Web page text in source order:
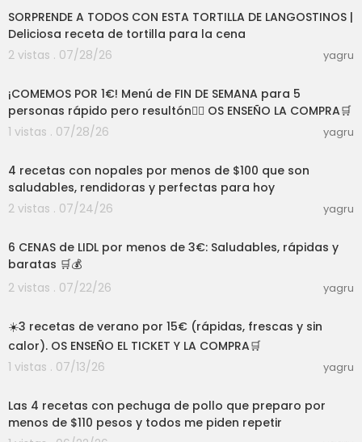
Para ver la receta, dale click al link que dice "RE
CETA". Luego, espera 5 segundos y dale click ar
riba a la derecha, donde dice "SKIP AD" o "SALT
a de mega, dale click en donde dice "descarga
r con el navegador".
Tambien podrás conseguir esta receta en
[a]w
No olvides usar el hashtag #CocinoConChefturi
sta, mencionarme y republicaré tu foto
----------------------------------------
SUSCRIBETE!!!
INSTAGRAM: http://goo.gl/aa0ZeX
TWITTER:http://goo.gl/8yuR2M
YOUTUBE:
SORPRENDE A TODOS CON ESTA TORTILLA DE LANGOSTINOS |
Deliciosa receta de tortilla para la cena
2 vistas . 07/28/26
yagru
¡COMEMOS POR 1€! Menú de FIN DE SEMANA para 5
personas rápido pero resultón👍🏼 OS ENSEÑO LA COMPRA🛒
1 vistas . 07/28/26
yagru
4 recetas con nopales por menos de $100 que son
saludables, rendidoras y perfectas para hoy
2 vistas . 07/24/26
yagru
6 CENAS de LIDL por menos de 3€: Saludables, rápidas y
baratas 🛒💰
2 vistas . 07/22/26
yagru
☀️3 recetas de verano por 15€ (rápidas, frescas y sin
calor). OS ENSEÑO EL TICKET Y LA COMPRA🛒
1 vistas . 07/13/26
yagru
Las 4 recetas con pechuga de pollo que preparo por
menos de $110 pesos y todos me piden repetir